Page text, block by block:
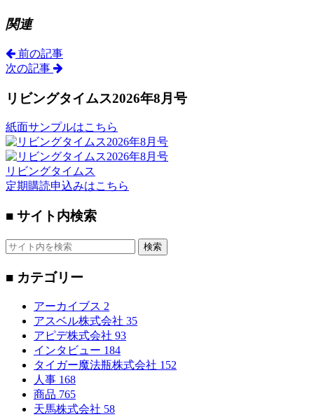
関連
前の記事
次の記事
リビングタイムス2026年8月号
紙面サンプルはこちら
リビングタイムス
定期購読申込みはこちら
■ サイト内検索
検索
■ カテゴリー
アーカイブス 2
アスベル株式会社 35
アピデ株式会社 93
インタビュー 184
タイガー魔法瓶株式会社 152
人事 168
商品 765
天馬株式会社 58